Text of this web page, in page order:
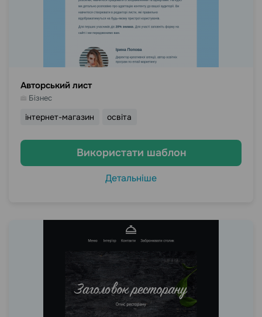
Авторський лист
Бізнес
інтернет-магазин освіта
Використати шаблон
Детальніше